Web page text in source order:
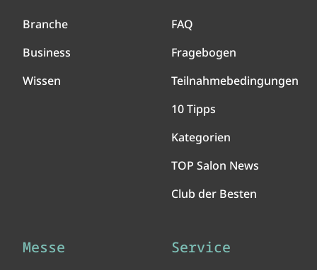
Branche
Business
Wissen
FAQ
Fragebogen
Teilnahmebedingungen
10 Tipps
Kategorien
TOP Salon News
Club der Besten
Messe Service